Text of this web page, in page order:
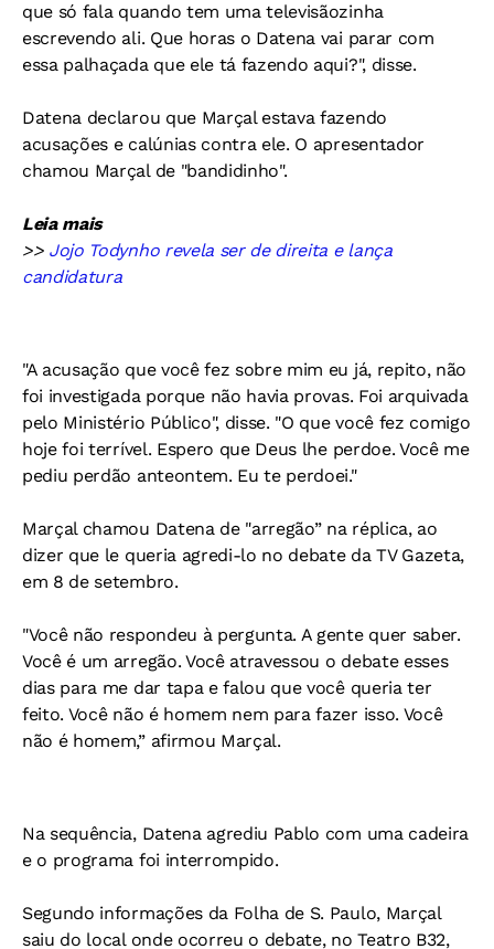
que só fala quando tem uma televisãozinha
escrevendo ali. Que horas o Datena vai parar com
essa palhaçada que ele tá fazendo aqui?", disse.
Datena declarou que Marçal estava fazendo
acusações e calúnias contra ele. O apresentador
chamou Marçal de "bandidinho".
Leia mais
>>Jojo Todynho revela ser de direita e lança
candidatura
"A acusação que você fez sobre mim eu já, repito, não
foi investigada porque não havia provas. Foi arquivada
pelo Ministério Público", disse. "O que você fez comigo
hoje foi terrível. Espero que Deus lhe perdoe. Você me
pediu perdão anteontem. Eu te perdoei."
Marçal chamou Datena de "arregão” na réplica, ao
dizer que le queria agredi-lo no debate da TV Gazeta,
em 8 de setembro.
"Você não respondeu à pergunta. A gente quer saber.
Você é um arregão. Você atravessou o debate esses
dias para me dar tapa e falou que você queria ter
feito. Você não é homem nem para fazer isso. Você
não é homem,” afirmou Marçal.
Na sequência, Datena agrediu Pablo com uma cadeira
e o programa foi interrompido.
Segundo informações da Folha de S. Paulo, Marçal
saiu do local onde ocorreu o debate, no Teatro B32,